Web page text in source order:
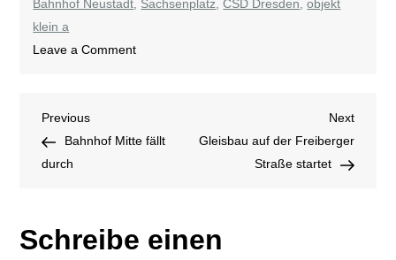
Bahnhof Neustadt, Sachsenplatz,CSD Dresden,objekt
klein a
Leave a Commenton
zweimal
Beitragsnavigation
Previous
Post
Previous
Bahnhof Mitte fällt
durch
Next
Post
Next
Gleisbau auf der Freiberger
Straße startet
Schreibe einen